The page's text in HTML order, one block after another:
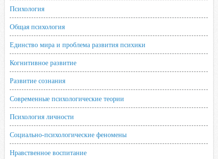
Психология
Общая психология
Единство мира и проблема развития психики
Когнитивное развитие
Развитие сознания
Современные психологические теории
Психология личности
Социально-психологические феномены
Нравственное воспитание